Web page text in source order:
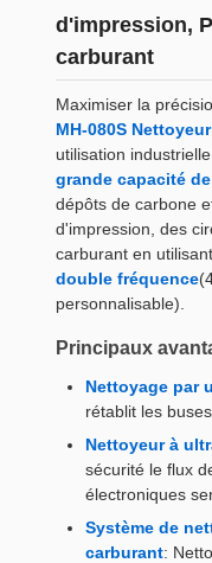
d'impression,
carburant
Maximiser la
MH-080S
utilisation
grande capacité
dépôts de carbone
d'impression, des
carburant en utilisant
double fréquence
personnalisable).
Principaux
Nettoyage par
rétablit les
Nettoyeur à
sécurité le flux
électroniques
Système de
carburant: